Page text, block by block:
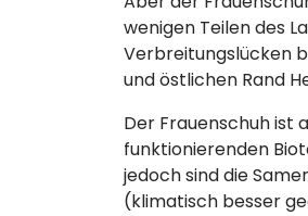
wenigen Teilen des
Verbreitungslücken
und östlichen Rand
Der Frauenschuh ist
funktionierenden
jedoch sind die
(klimatisch besser